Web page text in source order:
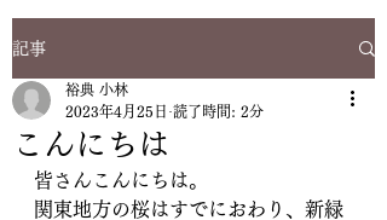
記事
こんにちは
裕典 小林
2023年4月25日 読了時間: 2分
皆さんこんにちは。
関東地方の桜はすでにおわり、新緑